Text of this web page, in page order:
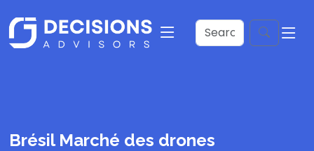
Brésil Marché des drones